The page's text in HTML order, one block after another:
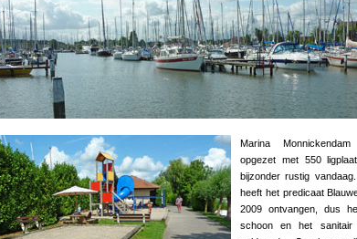
Marina
opgezet met 550
bijzonder rustig
heeft het predicaat
2009 ontvangen, dus
schoon en het sanitair